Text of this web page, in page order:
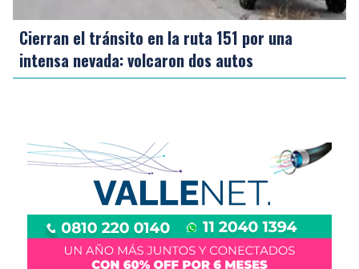
Cierran el tránsito en la ruta 151 por una
intensa nevada: volcaron dos autos